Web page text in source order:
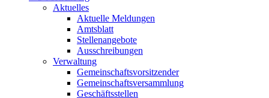
Aktuelles
Aktuelle Meldungen
Amtsblatt
Stellenangebote
Ausschreibungen
Verwaltung
Gemeinschaftsvorsitzender
Gemeinschaftsversammlung
Geschäftsstellen